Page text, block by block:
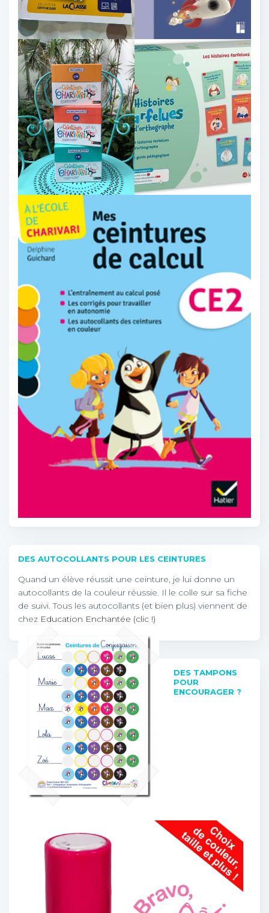
DES AUTOCOLLANTS POUR LES CEINTURES
Quand un élève réussit une ceinture, je lui donne un
autocollants de la couleur réussie. Il le colle sur sa fiche
de suivi. Tous les autocollants (et bien plus) viennent de
chez Education Enchantée (clic !)
DES TAMPONS
POUR
ENCOURAGER ?